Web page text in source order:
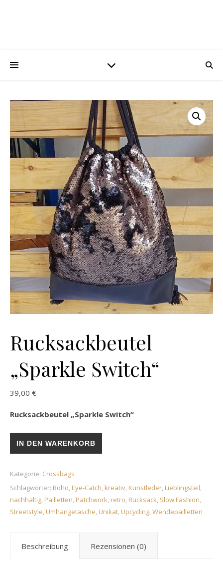
Rucksackbeutel
„Sparkle Switch“
39,00 €
Rucksackbeutel „Sparkle Switch“
IN DEN WARENKORB
Kategorie: Crossbags
Schlagwörter: Boho,Eye-Catch,kreativ,Kunstleder,Lieblingsteil,
nachhaltig,Pailletten,Patchwork,retro,Rucksack, Slow Fashion,
Streetstyle,Umhängetasche,Unikat,Upcycling,Wendepailletten
Beschreibung Rezensionen (0)